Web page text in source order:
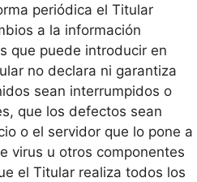
periódica el Titular
a la información
que puede introducir en
no declara ni garantiza
sean interrumpidos o
que los defectos sean
o el servidor que lo pone a
virus u otros componentes
el Titular realiza todos los